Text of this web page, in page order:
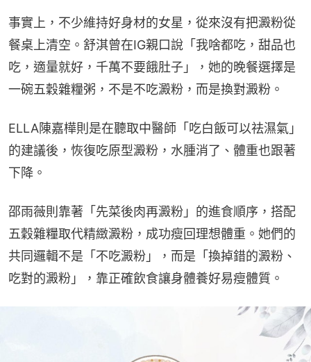
事實上，不少維持好身材的女星，從來沒有把澱粉從
餐桌上清空。舒淇曾在IG親口說「我啥都吃，甜品也
吃，適量就好，千萬不要餓肚子」，她的晚餐選擇是
一碗五穀雜糧粥，不是不吃澱粉，而是換對澱粉。
ELLA陳嘉樺則是在聽取中醫師「吃白飯可以祛濕氣」
的建議後，恢復吃原型澱粉，水腫消了、體重也跟著
下降。
邵雨薇則靠著「先菜後肉再澱粉」的進食順序，搭配
五穀雜糧取代精緻澱粉，成功瘦回理想體重。她們的
共同邏輯不是「不吃澱粉」，而是「換掉錯的澱粉、
吃對的澱粉」，靠正確飲食讓身體養好易瘦體質。